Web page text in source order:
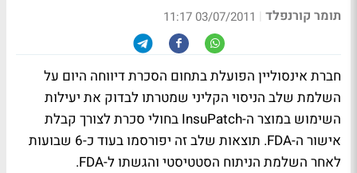
תומר קורנפלד |
03/07/2011 11:17
חברת אינסוליין הפועלת בתחום הסכרת דיווחה היום על
השלמת שלב הניסוי הקליני שמטרתו לבדוק את יעילות
השימוש במוצר ה-InsuPatch בחולי סכרת לצורך קבלת
אישור ה-FDA. תוצאות שלב זה יפורסמו בעוד כ-6 שבועות
לאחר השלמת הניתוח הסטטיסטי והגשתו ל-FDA.